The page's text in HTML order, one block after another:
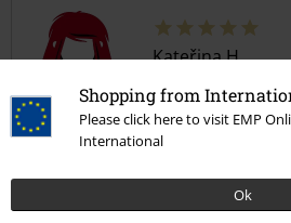
Shopping from
Please click here to visit EMP
International
Ok
Kateřina H.
Publikováno: Úterý,
Výška postavy v
Zakoupena velikost: